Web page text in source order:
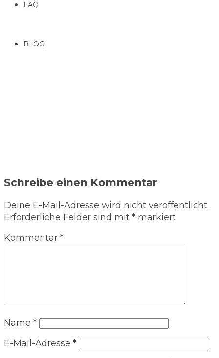
FAQ
BLOG
Schreibe einen Kommentar
Deine E-Mail-Adresse wird nicht veröffentlicht.
Erforderliche Felder sind mit * markiert
Kommentar *
Name *
E-Mail-Adresse *